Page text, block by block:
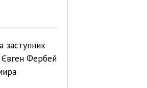
заступник
Євген Фербей